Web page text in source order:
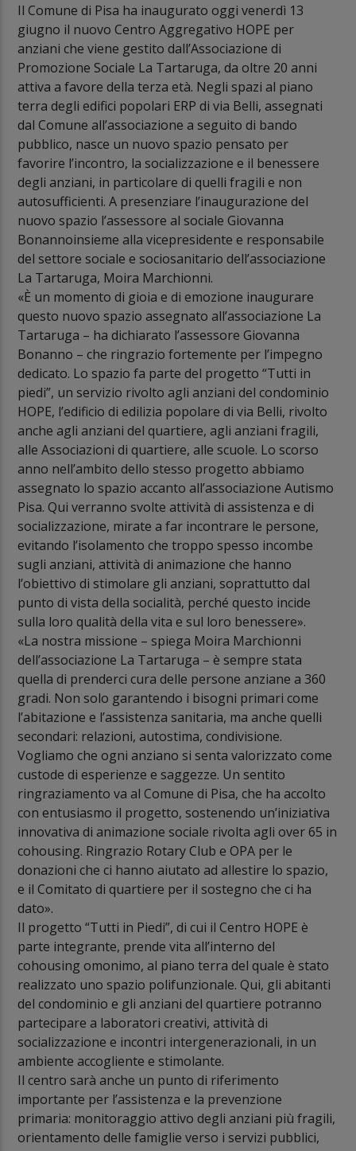
Il Comune di Pisa ha inaugurato oggi venerdì 13
giugno il nuovo Centro Aggregativo HOPE per
anziani che viene gestito dall’Associazione di
Promozione Sociale La Tartaruga, da oltre 20 anni
attiva a favore della terza età. Negli spazi al piano
terra degli edifici popolari ERP di via Belli, assegnati
dal Comune all’associazione a seguito di bando
pubblico, nasce un nuovo spazio pensato per
favorire l’incontro, la socializzazione e il benessere
degli anziani, in particolare di quelli fragili e non
autosufficienti. A presenziare l’inaugurazione del
nuovo spazio l’assessore al sociale Giovanna
Bonannoinsieme alla vicepresidente e responsabile
del settore sociale e sociosanitario dell’associazione
La Tartaruga, Moira Marchionni.
«È un momento di gioia e di emozione inaugurare
questo nuovo spazio assegnato all’associazione La
Tartaruga – ha dichiarato l’assessore Giovanna
Bonanno – che ringrazio fortemente per l’impegno
dedicato. Lo spazio fa parte del progetto “Tutti in
piedi”, un servizio rivolto agli anziani del condominio
HOPE, l’edificio di edilizia popolare di via Belli, rivolto
anche agli anziani del quartiere, agli anziani fragili,
alle Associazioni di quartiere, alle scuole. Lo scorso
anno nell’ambito dello stesso progetto abbiamo
assegnato lo spazio accanto all’associazione Autismo
Pisa. Qui verranno svolte attività di assistenza e di
socializzazione, mirate a far incontrare le persone,
evitando l’isolamento che troppo spesso incombe
sugli anziani, attività di animazione che hanno
l’obiettivo di stimolare gli anziani, soprattutto dal
punto di vista della socialità, perché questo incide
sulla loro qualità della vita e sul loro benessere».
«La nostra missione – spiega Moira Marchionni
dell’associazione La Tartaruga – è sempre stata
quella di prenderci cura delle persone anziane a 360
gradi. Non solo garantendo i bisogni primari come
l’abitazione e l’assistenza sanitaria, ma anche quelli
secondari: relazioni, autostima, condivisione.
Vogliamo che ogni anziano si senta valorizzato come
custode di esperienze e saggezze. Un sentito
ringraziamento va al Comune di Pisa, che ha accolto
con entusiasmo il progetto, sostenendo un’iniziativa
innovativa di animazione sociale rivolta agli over 65 in
cohousing. Ringrazio Rotary Club e OPA per le
donazioni che ci hanno aiutato ad allestire lo spazio,
e il Comitato di quartiere per il sostegno che ci ha
dato».
Il progetto “Tutti in Piedi”, di cui il Centro HOPE è
parte integrante, prende vita all’interno del
cohousing omonimo, al piano terra del quale è stato
realizzato uno spazio polifunzionale. Qui, gli abitanti
del condominio e gli anziani del quartiere potranno
partecipare a laboratori creativi, attività di
socializzazione e incontri intergenerazionali, in un
ambiente accogliente e stimolante.
Il centro sarà anche un punto di riferimento
importante per l’assistenza e la prevenzione
primaria: monitoraggio attivo degli anziani più fragili,
orientamento delle famiglie verso i servizi pubblici,